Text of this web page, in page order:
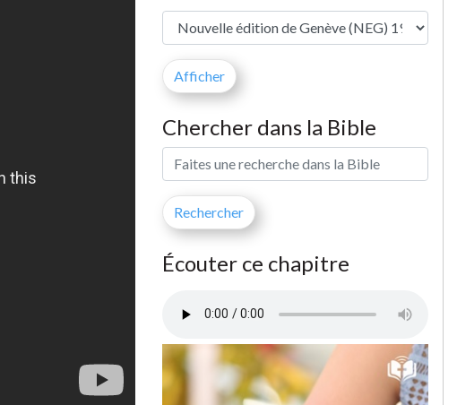
Chercher dans la Bible
Écouter ce chapitre